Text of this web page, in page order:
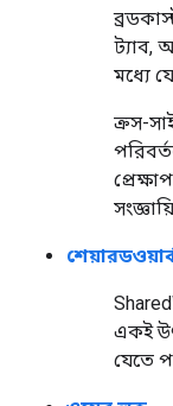
ট্যাব,
মধ্যে
ক্রস-
একই
যেতে